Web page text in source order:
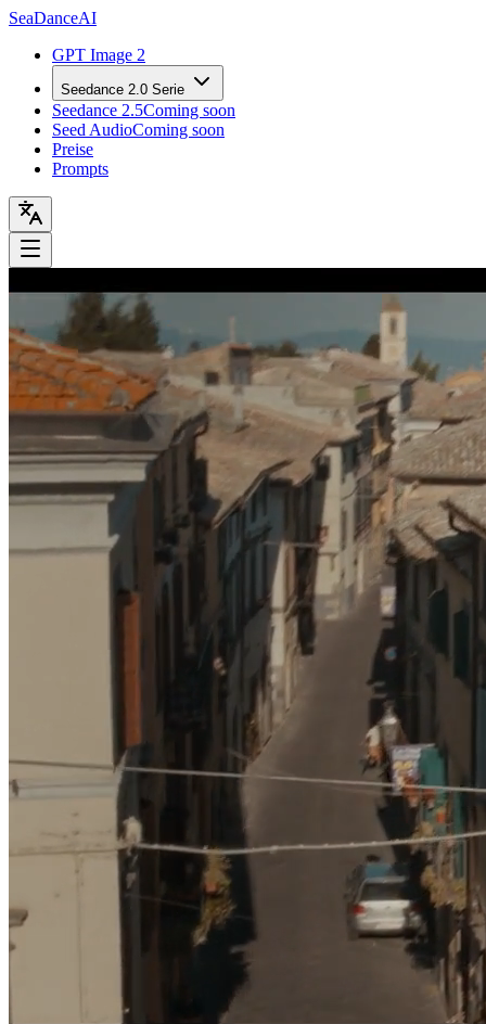
SeaDanceAI
GPT Image 2
Seedance 2.0 Serie
Seedance 2.5Coming soon
Seed AudioComing soon
Preise
Prompts